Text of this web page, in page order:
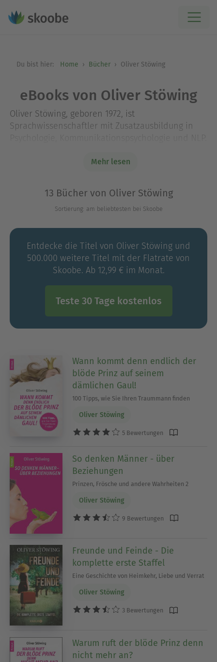
Du bist hier: Home Bücher Oliver Stöwing
eBooks von Oliver Stöwing
Oliver Stöwing, geboren 1972, ist
Sprachwissenschaftler mit Zusatzausbildung in
endlich der blöde Prinz auf seinem dämlichen
nicht mehr an?« sind viel gelesene Bestseller.
Stöwing arbeitet seit 15 Jahren als Journalist in
Berlin (Bunte, Bild, Berliner Morgenpost).
Mehr lesen
13 Bücher von Oliver Stöwing
Sortierung: am beliebtesten bei Skoobe
Entdecke die Titel von Oliver Stöwing und
500.000 weitere Titel mit der Flatrate von
Skoobe. Ab 12,99 € im Monat.
Teste 30 Tage kostenlos
Wann kommt denn endlich der
blöde Prinz auf seinem
dämlichen Gaul!
100 Tipps, wie Sie Ihren Traummann finden
Oliver Stöwing
5 Bewertungen
So denken Männer - über
Beziehungen
Prinzen, Frösche und andere Wahrheiten 2
Oliver Stöwing
9 Bewertungen
Freunde und Feinde - Die
komplette erste Staffel
Eine Geschichte von Heimkehr, Liebe und Verrat
Oliver Stöwing
3 Bewertungen
Warum ruft der blöde Prinz denn
nicht mehr an?